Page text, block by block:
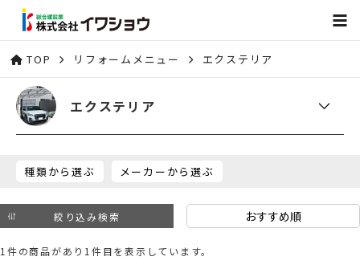
TOP リフォームメニュー エクステリア
エクステリア
種類から選ぶ メーカーから選ぶ
絞り込み検索
1件の商品があり1件目を表示しています。